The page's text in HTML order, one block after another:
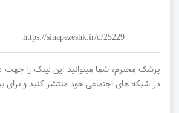
https://sinapezeshk.ir/d/25229
پزشک محترم، شما میتوانید این لینک را جهت
در شبکه های اجتماعی خود منتشر کنید و برای